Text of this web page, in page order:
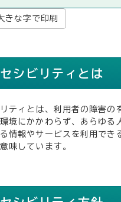
きな字で印刷
シビリティとは
ティとは、利用者の障害の
境にかかわらず、あらゆる
情報やサービスを利用でき
味しています。